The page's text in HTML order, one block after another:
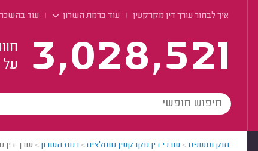
איך לבחור עורך דין מקרקעין עוד ברמת השרון עוד
3,028,521
על
חוק ומשפט > עורכי דין מקרקעין מומלצים> רמת השרון> עורך